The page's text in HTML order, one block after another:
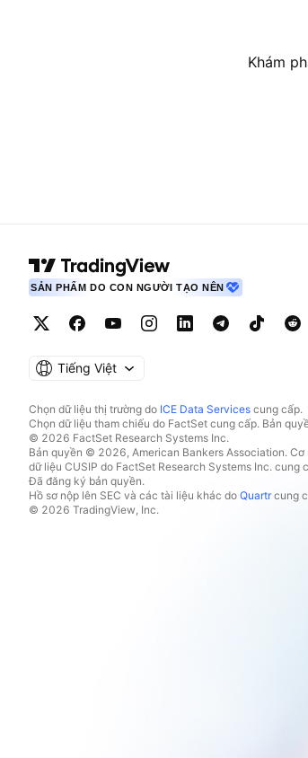
Khám
SẢN PHẨM DO CON NGƯỜI TẠO NÊN
Tiếng Việt
Chọn dữ liệu thị trường do ICE Data Services cung cấp.
Chọn dữ liệu tham chiếu do FactSet cung cấp. Bản
© 2026 FactSet Research Systems Inc.
Bản quyền © 2026, American Bankers Association. Cơ
dữ liệu CUSIP do FactSet Research Systems Inc. cung
Đã đăng ký bản quyền.
Hồ sơ nộp lên SEC và các tài liệu khác do Quartrcung
© 2026 TradingView, Inc.